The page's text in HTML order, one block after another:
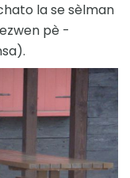
la se sèlman
pè -